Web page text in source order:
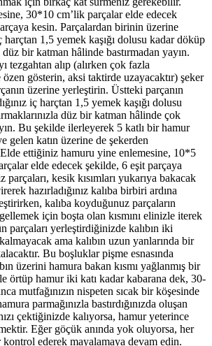
30*10 cm’lik parçalar elde edecek
kesin. Parçalardan birinin üzerine
harçtan 1,5 yemek kaşığı dolusu kadar döküp
düz bir katman hâlinde bastırmadan yayın.
tezgahtan alıp (alırken çok fazla
gösterin, aksi taktirde uzayacaktır) şeker
üzerine yerleştirin. Üstteki parçanın
iç harçtan 1,5 yemek kaşığı dolusu
düz bir katman hâlinde çok
Bu şekilde ilerleyerek 5 katlı bir hamur
gelen katın üzerine de şekerden
ettiğiniz hamuru yine enlemesine, 10*5
elde edecek şekilde, 6 eşit parçaya
kesik kısımları yukarıya bakacak
hazırladığınız kalıba birbiri ardına
kalıba koyduğunuz parçaların
için boşta olan kısmını elinizle iterek
parçaları yerleştirdiğinizde kalıbın iki
ama kalıbın uzun yanlarında bir
Bu boşluklar pişme esnasında
üzerini hamura bakan kısmı yağlanmış bir
örtüp hamur iki katı kadar kabarana dek, 30-
mutfağınızın nispeten sıcak bir köşesinde
parmağınızla bastırdığınızda oluşan
çektiğinizde kalıyorsa, hamur yeterince
Eğer göçük anında yok oluyorsa, her
ederek mayalamaya devam edin.